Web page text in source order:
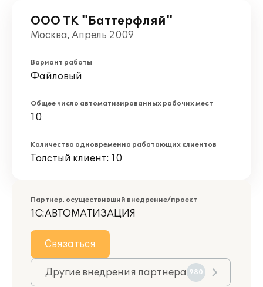
ООО ТК "Баттерфляй"
Москва, Апрель 2009
Вариант работы
Файловый
Общее число автоматизированных рабочих мест
10
Количество одновременно работающих клиентов
Толстый клиент: 10
Партнер, осуществивший внедрение/проект
1С:АВТОМАТИЗАЦИЯ
Связаться
Другие внедрения партнера 980